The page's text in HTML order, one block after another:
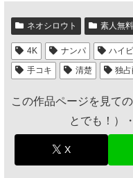
ネオシロウト 素人無
4K ナンパ ハイ
手コキ
清楚 独
この作品ページを見て
とでも！）
X